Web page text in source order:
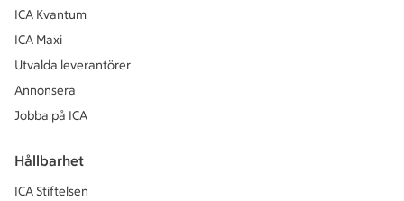
ICA Kvantum
ICA Maxi
Utvalda leverantörer
Annonsera
Jobba på ICA
Hållbarhet
ICA Stiftelsen